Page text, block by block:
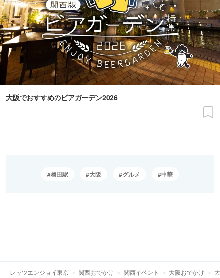
大阪でおすすめのビアガーデン2026
梅田駅 大阪 グルメ 中華
レッツエンジョイ東京 関西おでかけ 関西イベント 大阪おでかけ